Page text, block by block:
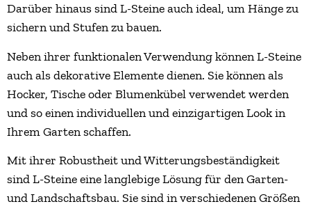
Darüber hinaus sind L-Steine auch ideal, um Hänge zu
sichern und Stufen zu bauen.
Neben ihrer funktionalen Verwendung können L-Steine
auch als dekorative Elemente dienen. Sie können als
Hocker, Tische oder Blumenkübel verwendet werden
und so einen individuellen und einzigartigen Look in
Ihrem Garten schaffen.
Mit ihrer Robustheit und Witterungsbeständigkeit
sind L-Steine eine langlebige Lösung für den Garten-
und Landschaftsbau. Sie sind in verschiedenen Größen